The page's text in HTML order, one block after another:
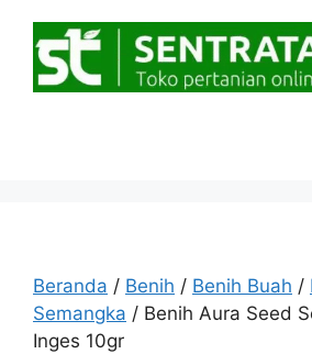
Beranda / Benih / Benih Buah /
Semangka / Benih Aura Seed
Inges 10gr